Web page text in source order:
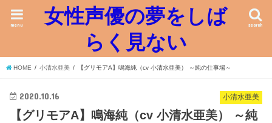
女性声優の夢をしば
らく見ない
search
menu
HOME 小清水亜美 【グリモアA】鳴海純（cv 小清水亜美） ～純の仕事場～
小清水亜美
2020.10.16
【グリモアA】鳴海純（cv 小清水亜美） ～純